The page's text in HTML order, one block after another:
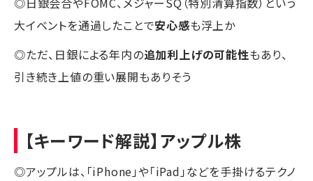
大イベントを通過したことで安心感も浮上か
◎ただ、日銀による年内の追加利上げの可能性もあり、
引き続き上値の重い展開もありそう
【キーワード解説】アップル株
◎アップルは、「iPhone」や「iPad」などを手掛けるテクノ